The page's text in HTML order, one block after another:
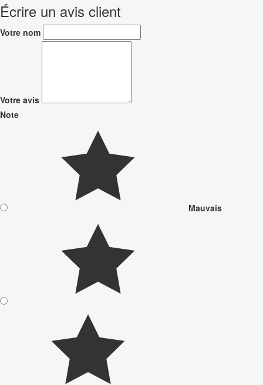
Écrire un avis client
Votre nom
Votre avis
Note
Mauvais